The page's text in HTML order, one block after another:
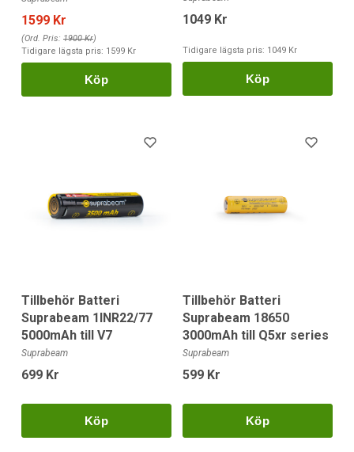
1599 Kr
(Ord. Pris: 1900 Kr)
Tidigare lägsta pris: 1599 Kr
Köp
1049 Kr
Tidigare lägsta pris: 1049 Kr
Köp
Tillbehör Batteri
Suprabeam 1INR22/77
5000mAh till V7
Suprabeam
699 Kr
Köp
Tillbehör Batteri
Suprabeam 18650
3000mAh till Q5xr series
Suprabeam
599 Kr
Köp